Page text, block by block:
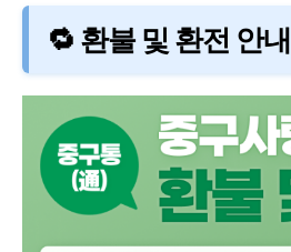
🔁 환불 및 환전 안내